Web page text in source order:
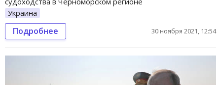
Украина
Подробнее 30 ноября 2021, 12:54